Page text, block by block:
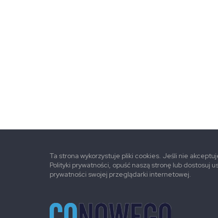
Ta strona wykorzystuje pliki cookies. Jeśli nie
Polityki prywatności, opuść naszą stronę lub dostosuj
prywatności swojej przeglądarki internetowej.